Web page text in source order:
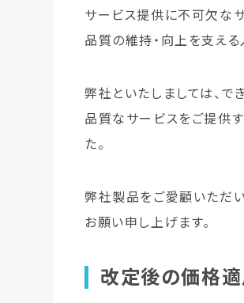
サービス提供に不可欠な
品質の維持・向上を支え
弊社といたしましては、
品質なサービスをご提供
た。
弊社製品をご愛顧いただ
お願い申し上げます。
改定後の価格